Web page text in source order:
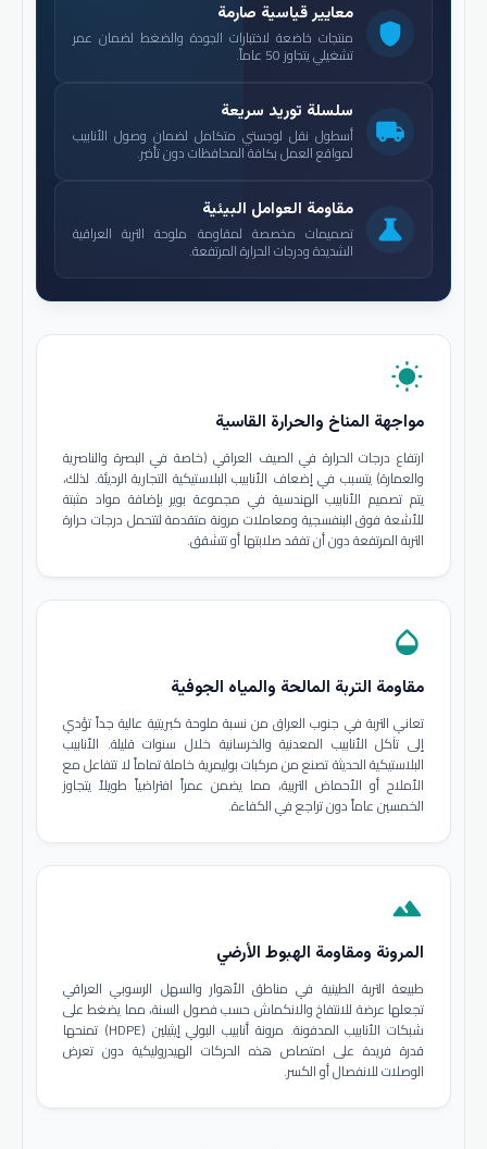
shield
معايير قياسية صارمة
منتجات خاضعة لاختبارات الجودة والضغط لضمان عمر
تشغيلي يتجاوز 50 عاماً.
local_shipping
سلسلة توريد سريعة
أسطول نقل لوجستي متكامل لضمان وصول الأنابيب
لمواقع العمل بكافة المحافظات دون تأخير.
science
مقاومة العوامل البيئية
تصميمات مخصصة لمقاومة ملوحة التربة العراقية
الشديدة ودرجات الحرارة المرتفعة.
wb_sunny
مواجهة المناخ والحرارة القاسية
ارتفاع درجات الحرارة في الصيف العراقي (خاصة في البصرة والناصرية
والعمارة) يتسبب في إضعاف الأنابيب البلاستيكية التجارية الرديئة. لذلك،
يتم تصميم الأنابيب الهندسية في مجموعة بوير بإضافة مواد مثبتة
للأشعة فوق البنفسجية ومعاملات مرونة متقدمة لتتحمل درجات حرارة
التربة المرتفعة دون أن تفقد صلابتها أو تتشقق.
opacity
مقاومة التربة المالحة والمياه الجوفية
تعاني التربة في جنوب العراق من نسبة ملوحة كبريتية عالية جداً تؤدي
إلى تآكل الأنابيب المعدنية والخرسانية خلال سنوات قليلة. الأنابيب
البلاستيكية الحديثة تصنع من مركبات بوليمرية خاملة تماماً لا تتفاعل مع
الأملاح أو الأحماض التربية، مما يضمن عمراً افتراضياً طويلاً يتجاوز
الخمسين عاماً دون تراجع في الكفاءة.
terrain
المرونة ومقاومة الهبوط الأرضي
طبيعة التربة الطينية في مناطق الأهوار والسهل الرسوبي العراقي
تجعلها عرضة للانتفاخ والانكماش حسب فصول السنة، مما يضغط على
شبكات الأنابيب المدفونة. مرونة أنابيب البولي إيثيلين (HDPE) تمنحها
قدرة فريدة على امتصاص هذه الحركات الهيدروليكية دون تعرض
الوصلات للانفصال أو الكسر.